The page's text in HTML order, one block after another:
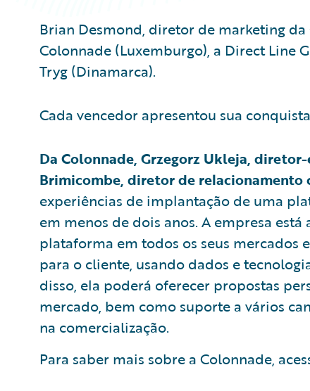
Brian Desmond, diretor de marketing
Colonnade (Luxemburgo), a Direct Line
Tryg (Dinamarca).
Cada vencedor apresentou sua
Da Colonnade, Grzegorz Ukleja,
Brimicombe, diretor de relacionamento
experiências de implantação de uma
em menos de dois anos. A empresa
plataforma em todos os seus mercados
para o cliente, usando dados e
disso, ela poderá oferecer propostas
mercado, bem como suporte a vários
na comercialização.
Para saber mais sobre a Colonnade,